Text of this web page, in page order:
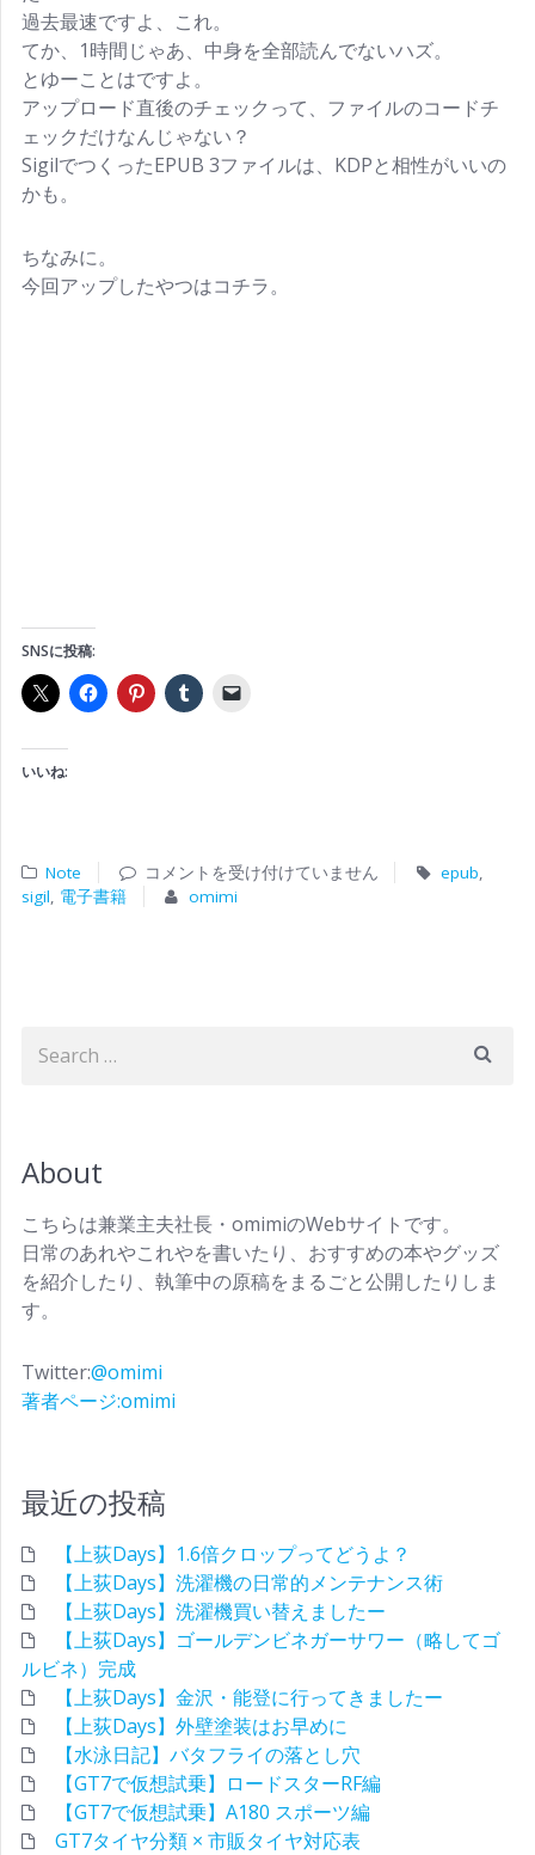
過去最速ですよ、これ。
てか、1時間じゃあ、中身を全部読んでないハズ。
とゆーことはですよ。
アップロード直後のチェックって、ファイルのコードチ
ェックだけなんじゃない？
SigilでつくったEPUB 3ファイルは、KDPと相性がいいの
かも。
ちなみに。
今回アップしたやつはコチラ。
SNSに投稿:
いいね:
Note コメントを受け付けていません epub,
sigil, 電子書籍 omimi
About
こちらは兼業主夫社長・omimiのWebサイトです。
日常のあれやこれやを書いたり、おすすめの本やグッズ
を紹介したり、執筆中の原稿をまるごと公開したりしま
す。
Twitter:@omimi
著者ページ:omimi
最近の投稿
【上荻Days】1.6倍クロップってどうよ？
【上荻Days】洗濯機の日常的メンテナンス術
【上荻Days】洗濯機買い替えましたー
【上荻Days】ゴールデンビネガーサワー（略してゴ
ルビネ）完成
【上荻Days】金沢・能登に行ってきましたー
【上荻Days】外壁塗装はお早めに
【水泳日記】バタフライの落とし穴
【GT7で仮想試乗】ロードスターRF編
【GT7で仮想試乗】A180 スポーツ編
GT7タイヤ分類 × 市販タイヤ対応表